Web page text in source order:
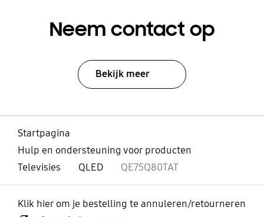
Neem contact op
Bekijk meer
Startpagina
Hulp en ondersteuning voor producten
Televisies
QLED QE75Q80TAT
Klik hier om je bestelling te annuleren/retourneren